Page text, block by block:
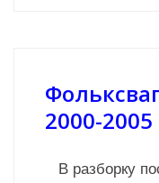
2000-2005
В разборку